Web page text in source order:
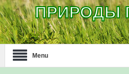
ПРИРОДЫ
Menu